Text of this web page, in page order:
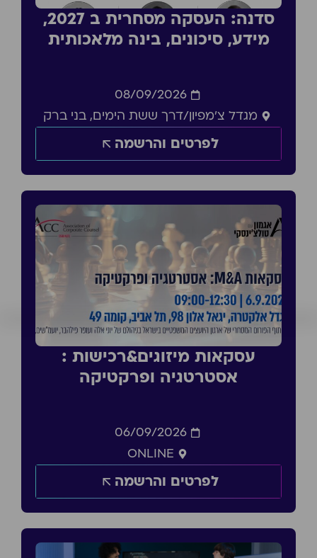
סדנה: העסקה מסחרית ב 2027,
מידע, סיכונים, בינה מלאכותית
08/09/2026
מגדל צ'מפיון/דרך ששת הימים, בני ברק
לפרטים והרשמה
עסקאות מיזוגים&רכישות :
אסטרטגיה ופרקטיקה
06/09/2026
ONLINE
לפרטים והרשמה